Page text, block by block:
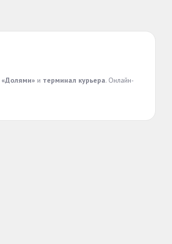
«Долями» и терминал курьера. Онлайн-